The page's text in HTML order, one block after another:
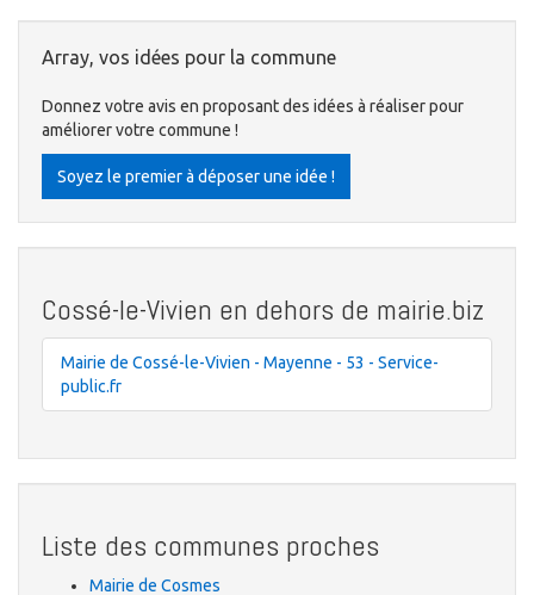
Array, vos idées pour la commune
Donnez votre avis en proposant des idées à réaliser pour
améliorer votre commune !
Soyez le premier à déposer une idée !
Cossé-le-Vivien en dehors de mairie.biz
Mairie de Cossé-le-Vivien - Mayenne - 53 - Service-
public.fr
Liste des communes proches
Mairie de Cosmes